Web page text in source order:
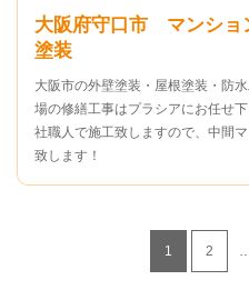
大阪府守口市 マンシ
塗装
大阪市の外壁塗装・屋根塗装・防
場の修繕工事はプラシアにお任せ
社職人で施工致しますので、中間
致します！
1 2